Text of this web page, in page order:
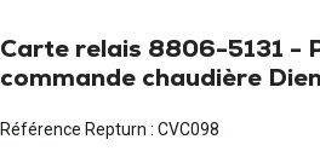
Carte relais 8806-5131 -
commande chaudière
Référence Repturn : CVC098